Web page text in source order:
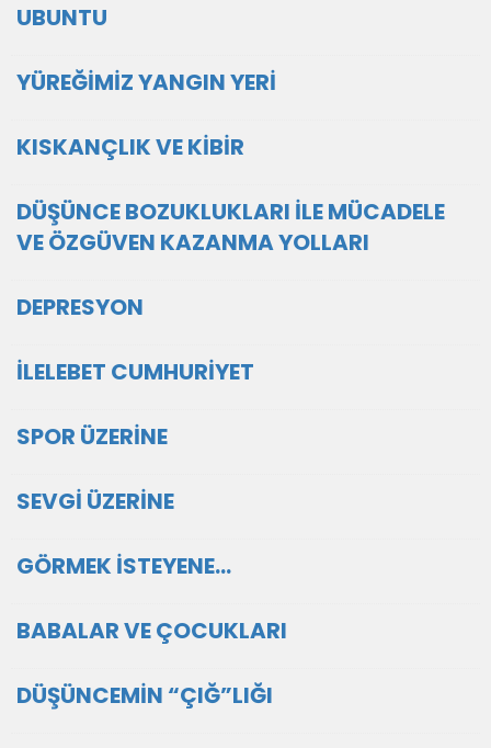
UBUNTU
YÜREĞİMİZ YANGIN YERİ
KISKANÇLIK VE KİBİR
DÜŞÜNCE BOZUKLUKLARI İLE MÜCADELE
VE ÖZGÜVEN KAZANMA YOLLARI
DEPRESYON
İLELEBET CUMHURİYET
SPOR ÜZERİNE
SEVGİ ÜZERİNE
GÖRMEK İSTEYENE…
BABALAR VE ÇOCUKLARI
DÜŞÜNCEMİN “ÇIĞ”LIĞI